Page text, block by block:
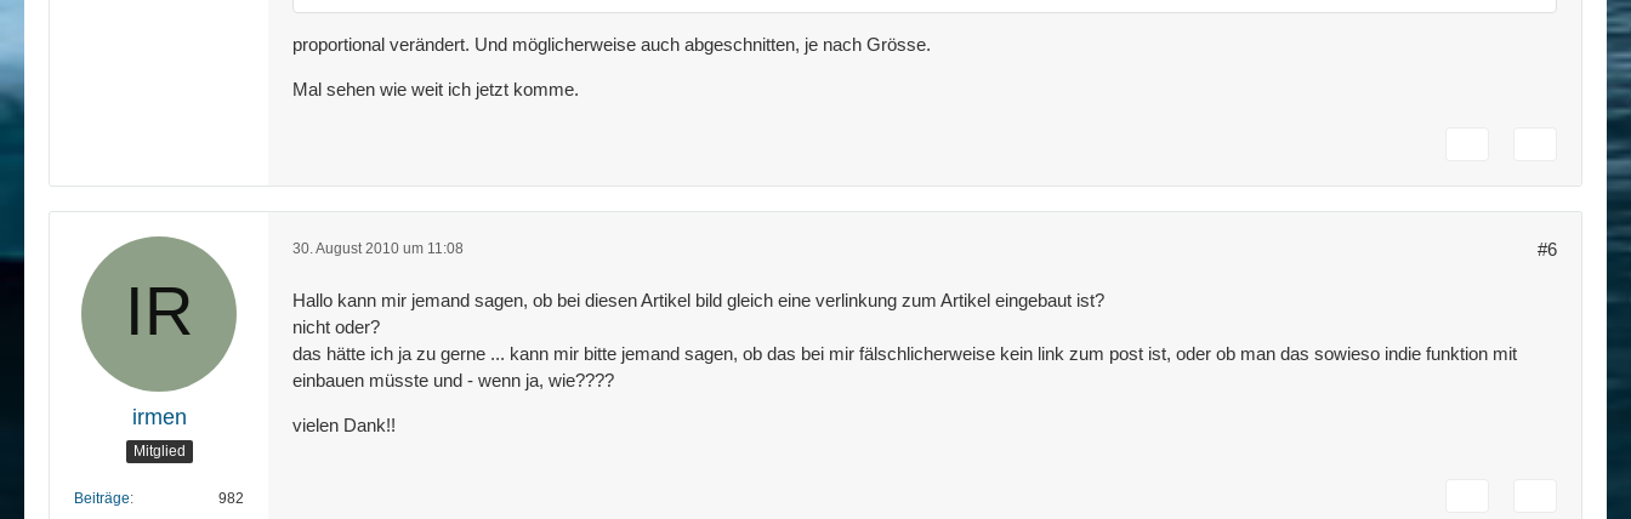
proportional verändert. Und möglicherweise auch abgeschnitten, je nach Grösse.
Mal sehen wie weit ich jetzt komme.
irmen
Mitglied
Beiträge 982
30. August 2010 um 11:08 #6
Hallo kann mir jemand sagen, ob bei diesen Artikel bild gleich eine verlinkung zum Artikel eingebaut ist?
nicht oder?
das hätte ich ja zu gerne ... kann mir bitte jemand sagen, ob das bei mir fälschlicherweise kein link zum post ist, oder ob man das sowieso indie funktion mit
einbauen müsste und - wenn ja, wie????
vielen Dank!!